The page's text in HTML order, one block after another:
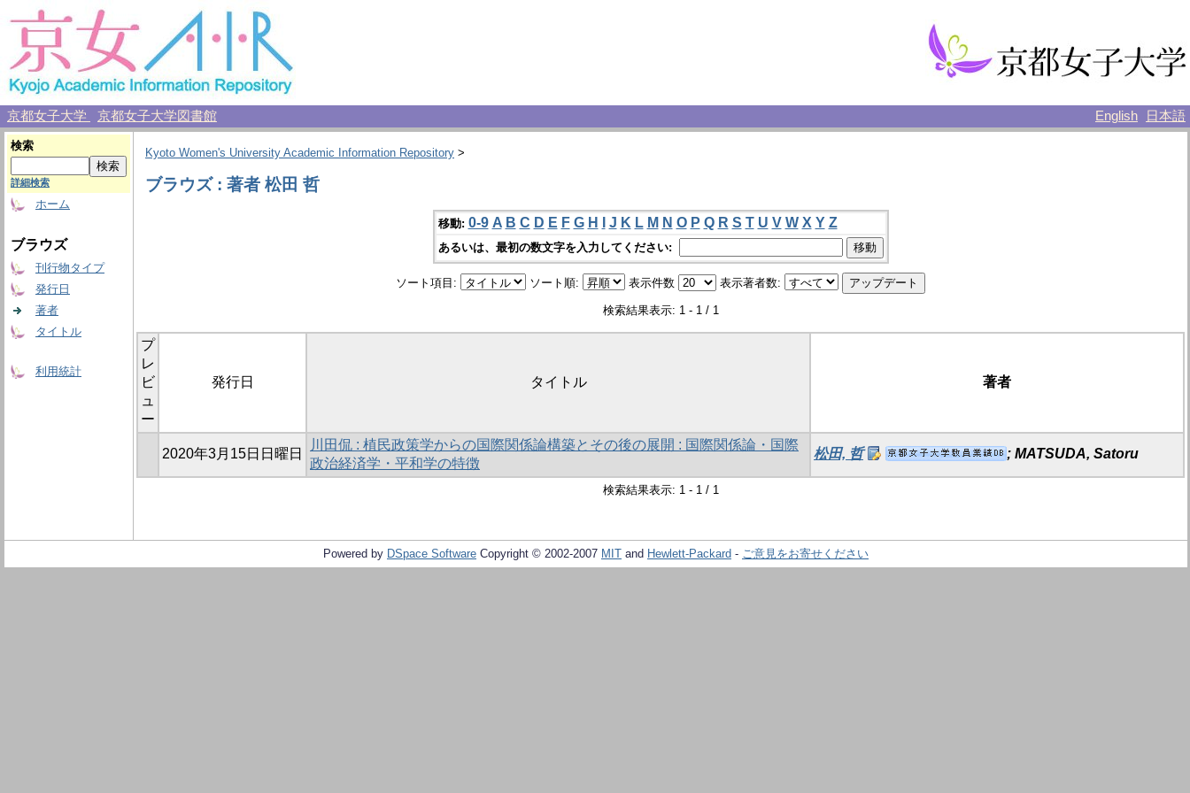
京都女子大学 京都女子大学図書館 English 日本語
検索
詳細検索
ホーム
ブラウズ
刊行物タイプ
発行日
著者
タイトル
利用統計
Kyoto Women's University Academic Information Repository >
ブラウズ : 著者 松田 哲
移動: 0-9 A B C D E F G H J K L M N O P Q R S T U V W X Y Z
あるいは、最初の数文字を入力してください:
ソート項目: ソート順: 表示件数 表示著者数:
検索結果表示: 1 - 1 / 1
プ
レ
ビ
ュ
ー
発行日 タイトル 著者
2020年3月15日日曜日
川田侃 : 植民政策学からの国際関係論構築とその後の展開 : 国際関係論・国際
政治経済学・平和学の特徴
松田, 哲 ; MATSUDA, Satoru
検索結果表示: 1 - 1 / 1
Powered by DSpace Software Copyright © 2002-2007 MIT and Hewlett-Packard - ご意見をお寄せください